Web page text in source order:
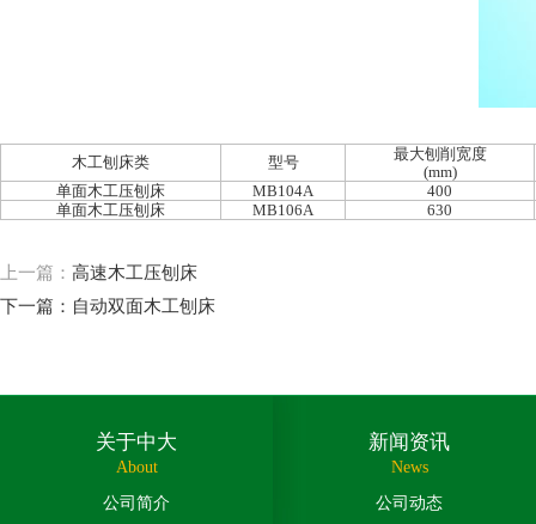
木工刨床类 型号
最大刨削宽度
(mm)
单面木工压刨床
MB104A
400
单面木工压刨床
MB106A 630
上一篇： 高速木工压刨床
下一篇： 自动双面木工刨床
关于中大
About
公司简介
新闻资讯
News
公司动态